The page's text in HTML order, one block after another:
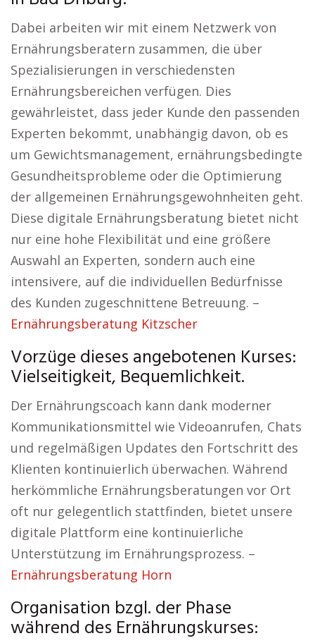
Dabei arbeiten wir mit einem Netzwerk von
Ernährungsberatern zusammen, die über
Spezialisierungen in verschiedensten
Ernährungsbereichen verfügen. Dies
gewährleistet, dass jeder Kunde den passenden
Experten bekommt, unabhängig davon, ob es
um Gewichtsmanagement, ernährungsbedingte
Gesundheitsprobleme oder die Optimierung
der allgemeinen Ernährungsgewohnheiten geht.
Diese digitale Ernährungsberatung bietet nicht
nur eine hohe Flexibilität und eine größere
Auswahl an Experten, sondern auch eine
intensivere, auf die individuellen Bedürfnisse
des Kunden zugeschnittene Betreuung. –
Ernährungsberatung Kitzscher
Vorzüge dieses angebotenen Kurses:
Vielseitigkeit, Bequemlichkeit.
Der Ernährungscoach kann dank moderner
Kommunikationsmittel wie Videoanrufen, Chats
und regelmäßigen Updates den Fortschritt des
Klienten kontinuierlich überwachen. Während
herkömmliche Ernährungsberatungen vor Ort
oft nur gelegentlich stattfinden, bietet unsere
digitale Plattform eine kontinuierliche
Unterstützung im Ernährungsprozess. –
Ernährungsberatung Horn
Organisation bzgl. der Phase
während des Ernährungskurses: